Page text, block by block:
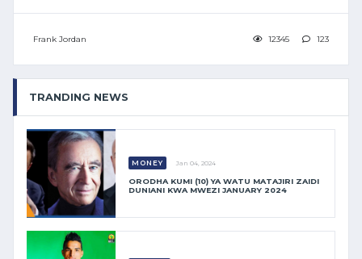
Frank Jordan 12345 123
TRANDING NEWS
MONEY Jan 04, 2024
ORODHA KUMI (10) YA WATU MATAJIRI ZAIDI
DUNIANI KWA MWEZI JANUARY 2024